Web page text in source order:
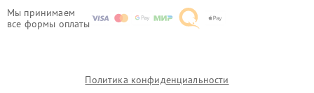
Мы принимаем
все формы оплаты
Политика конфиденциальности